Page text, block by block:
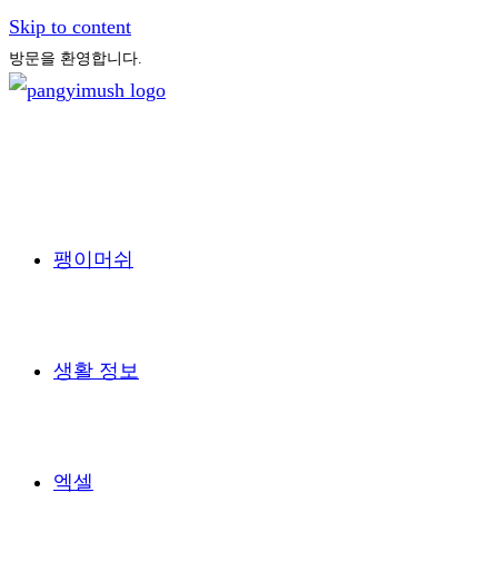
Skip to content
방문을 환영합니다.
팽이머쉬
생활 정보
엑셀